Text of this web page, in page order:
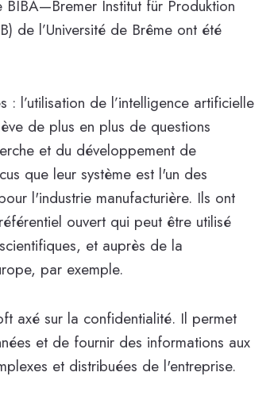
Institut für Produktion
de l’Université de Brême ont été
l’utilisation de l’intelligence artificielle
de plus en plus de questions
et du développement de
que leur système est l'un des
l'industrie manufacturière. Ils ont
ouvert qui peut être utilisé
et auprès de la
par exemple.
axé sur la confidentialité. Il permet
et de fournir des informations aux
et distribuées de l'entreprise.